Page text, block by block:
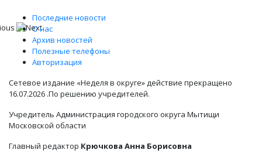
Последние новости
О нас
Архив новостей
Полезные телефоны
Авторизация
Сетевое издание «Неделя в округе» действие прекращено
16.07.2026 .По решению учредителей.
Учредитель Администрация городского округа Мытищи
Московской области
Главный редактор Крючкова Анна Борисовна